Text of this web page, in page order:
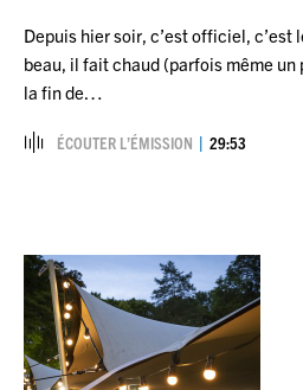
Depuis hier soir, c’est officiel, c’est
beau, il fait chaud (parfois même un
la fin de…
ÉCOUTER L’ÉMISSION 29:53